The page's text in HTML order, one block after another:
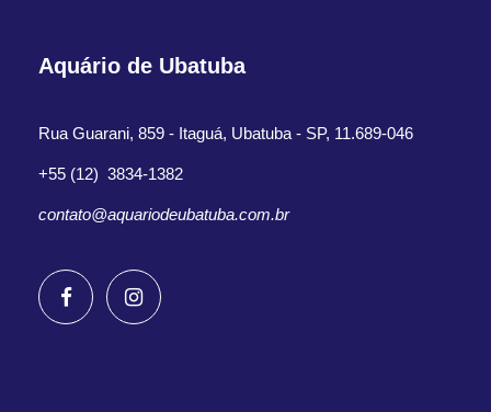
Aquário de Ubatuba
Rua Guarani, 859 - Itaguá, Ubatuba - SP, 11.689-046
+55 (12) 3834-1382
contato@aquariodeubatuba.com.br